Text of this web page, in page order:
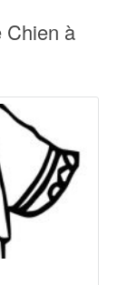
Chien à